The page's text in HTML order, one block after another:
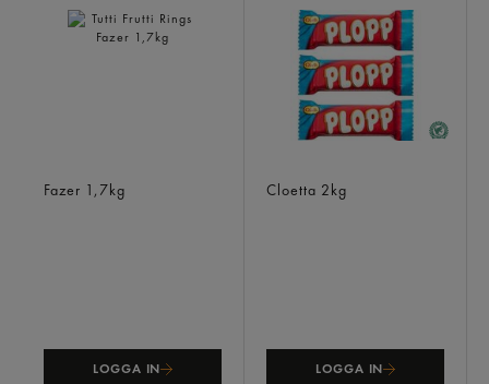
Fazer 1,7kg
LOGGA IN
Cloetta 2kg
LOGGA IN